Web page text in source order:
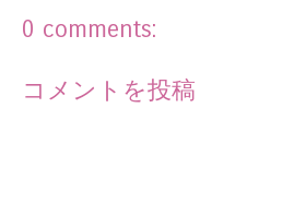
0 comments:
コメントを投稿